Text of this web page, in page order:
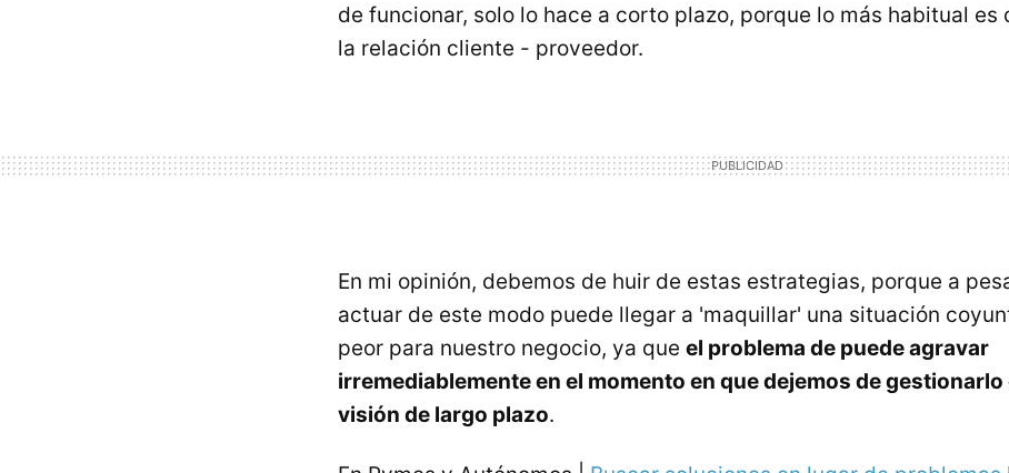
de funcionar, solo lo hace a corto plazo, porque lo más habitual es
la relación cliente - proveedor.
En mi opinión, debemos de huir de estas estrategias, porque a
actuar de este modo puede llegar a 'maquillar' una situación
peor para nuestro negocio, ya que el problema de puede agravar
irremediablemente en el momento en que dejemos de gestionarlo
visión de largo plazo.